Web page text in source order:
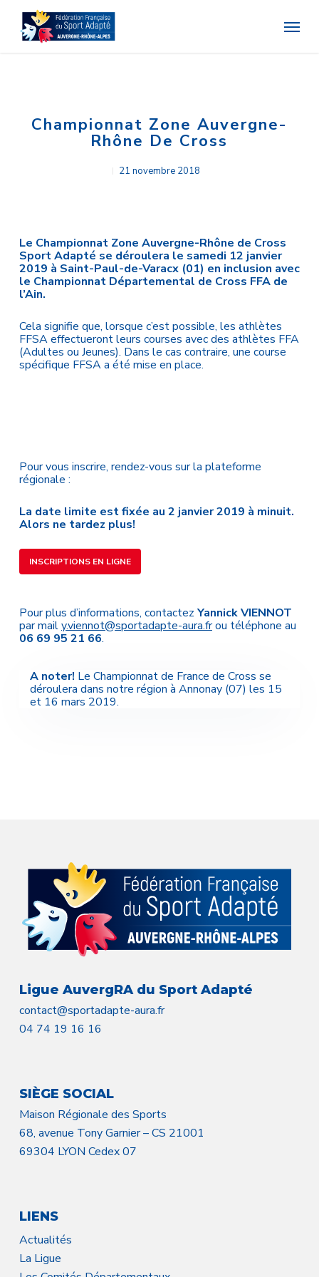
main
content
Menu
Championnat Zone Auvergne-
Rhône De Cross
21 novembre 2018
Le Championnat Zone Auvergne-Rhône de Cross
Sport Adapté se déroulera le samedi 12 janvier
2019 à Saint-Paul-de-Varacx (01) en inclusion avec
le Championnat Départemental de Cross FFA de
l’Ain.
Cela signifie que, lorsque c’est possible, les athlètes
FFSA effectueront leurs courses avec des athlètes FFA
(Adultes ou Jeunes). Dans le cas contraire, une course
spécifique FFSA a été mise en place.
Pour vous inscrire, rendez-vous sur la plateforme
régionale :
La date limite est fixée au 2 janvier 2019 à minuit.
Alors ne tardez plus!
INSCRIPTIONS EN LIGNE
Pour plus d’informations, contactez Yannick VIENNOT
par maily.viennot@sportadapte-aura.frou téléphone au
06 69 95 21 66.
A noter! Le Championnat de France de Cross se
déroulera dans notre région à Annonay (07) les 15
et 16 mars 2019.
Ligue AuvergRA du Sport Adapté
contact@sportadapte-aura.fr
04 74 19 16 16
SIÈGE SOCIAL
Maison Régionale des Sports
68, avenue Tony Garnier – CS 21001
69304 LYON Cedex 07
LIENS
Actualités
La Ligue